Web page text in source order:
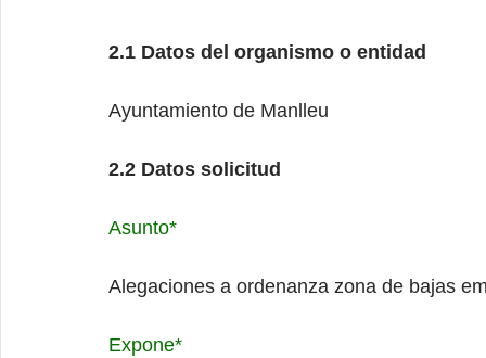
2.1 Datos del organismo o entidad
Ayuntamiento de Manlleu
2.2 Datos solicitud
Asunto*
Alegaciones a ordenanza zona de bajas
Expone*